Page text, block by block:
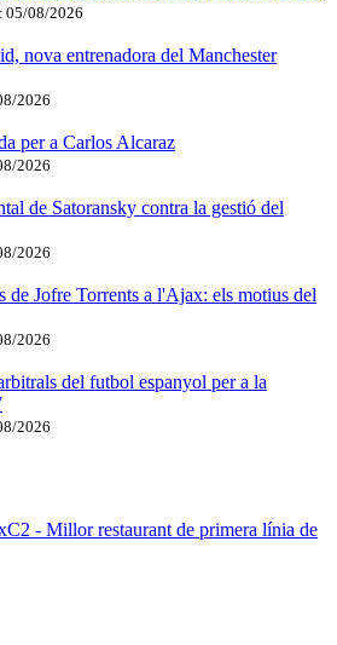
05/08/2026
nova entrenadora del Manchester
2026
per a Carlos Alcaraz
2026
de Satoransky contra la gestió del
2026
de Jofre Torrents a l'Ajax: els motius del
2026
del futbol espanyol per a la
2026
- Millor restaurant de primera línia de